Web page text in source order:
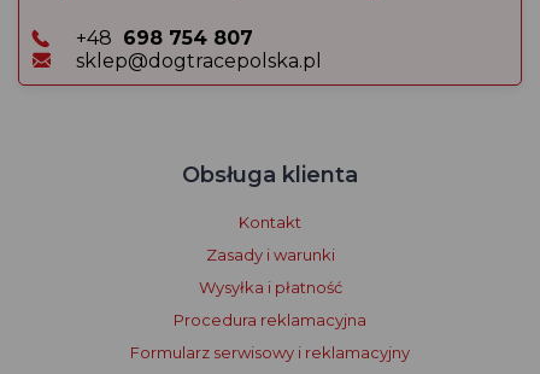
+48 698 754 807
sklep@dogtracepolska.pl
Obsługa klienta
Kontakt
Zasady i warunki
Wysyłka i płatność
Procedura reklamacyjna
Formularz serwisowy i reklamacyjny